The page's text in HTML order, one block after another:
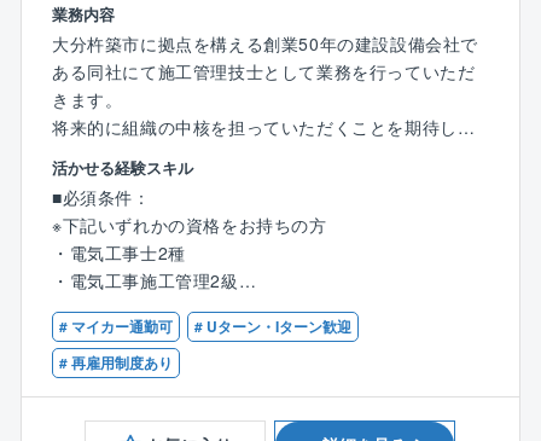
修も行います。
基礎からしっかり学べるため、業務に必要な基本スキ
ルを身につけた状態で現場に配属されます。
《入社後研修》
配属後も、技術研修やヒューマン・ビジネス研修を通
じて継続的なスキルアップを支援しています。
技術研修では、資格取得に向けた研修や法定教育
（例：高圧・特別高圧電気取扱特別教育、職長教育
等）を実施しております。
ご自身の業務内容や習熟度に応じて、必要な知識・ス
キルを段階的に習得していくことができます。
【スキルアップ支援】
■研修制度（技術研修、現場研修など）
■各種表彰制度
業務内容
大分杵築市に拠点を構える創業50年の建設設備会社で
ある同社にて施工管理技士として業務を行っていただ
きます。
将来的に組織の中核を担っていただくことを期待して
います。
■職務詳細：
・同社の施工担当案件は公共：民間＝6：4となってい
ます。
・工事現場において、監理業務などを主軸とし就業し
ていただきます。
今までの経験を活かしながら、さらに１歩先の業務が
できることも魅力です。
■職務の特性：
活かせる経験スキル
■必須条件：
※下記いずれかの資格をお持ちの方
・電気工事士2種
・電気工事施工管理2級
・配管技能士2級
・管工事施工管理技士2級
・土木工事施工管理士2級
・建築工事施工管理士2級
・2級建築士
# マイカー通勤可
# Uターン・Iターン歓迎
# 再雇用制度あり